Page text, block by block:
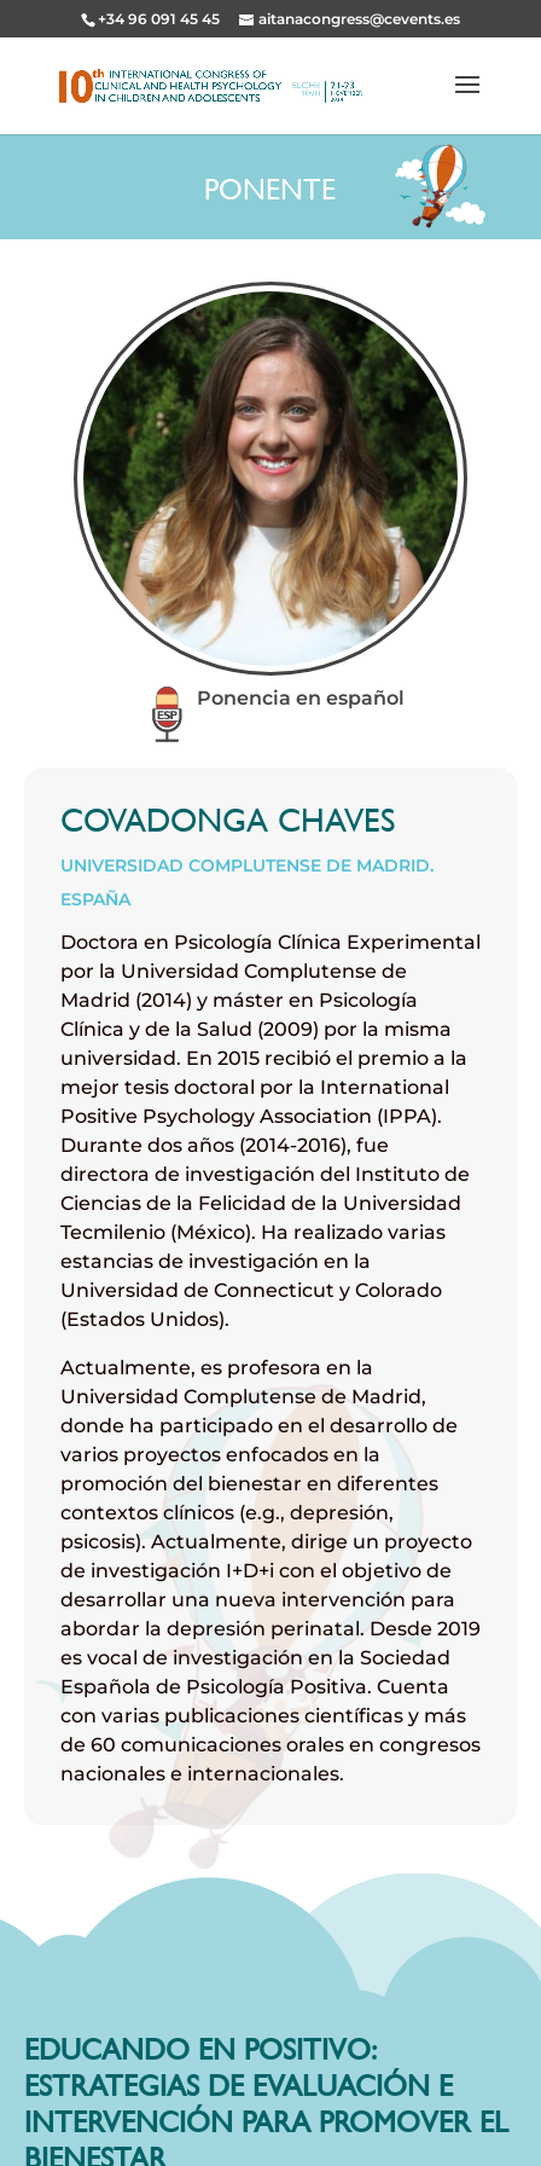
+34 96 091 45 45 aitanacongress@cevents.es
PONENTE
Ponencia en español
COVADONGA CHAVES
UNIVERSIDAD COMPLUTENSE DE MADRID.
ESPAÑA
Doctora en Psicología Clínica Experimental
por la Universidad Complutense de
Madrid (2014) y máster en Psicología
Clínica y de la Salud (2009) por la misma
universidad. En 2015 recibió el premio a la
mejor tesis doctoral por la International
Positive Psychology Association (IPPA).
Durante dos años (2014-2016), fue
directora de investigación del Instituto de
Ciencias de la Felicidad de la Universidad
Tecmilenio (México). Ha realizado varias
estancias de investigación en la
Universidad de Connecticut y Colorado
(Estados Unidos).
Actualmente, es profesora en la
Universidad Complutense de Madrid,
donde ha participado en el desarrollo de
varios proyectos enfocados en la
promoción del bienestar en diferentes
contextos clínicos (e.g., depresión,
psicosis). Actualmente, dirige un proyecto
de investigación I+D+i con el objetivo de
desarrollar una nueva intervención para
abordar la depresión perinatal. Desde 2019
es vocal de investigación en la Sociedad
Española de Psicología Positiva. Cuenta
con varias publicaciones científicas y más
de 60 comunicaciones orales en congresos
nacionales e internacionales.
EDUCANDO EN POSITIVO:
ESTRATEGIAS DE EVALUACIÓN E
INTERVENCIÓN PARA PROMOVER EL